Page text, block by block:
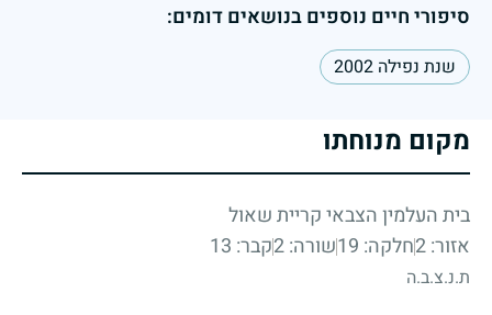
סיפורי חיים נוספים בנושאים דומים:
שנת נפילה 2002
מקום מנוחתו
בית העלמין הצבאי קריית שאול
אזור: 2
חלקה: 19 שורה: 2 קבר: 13
ת.נ.צ.ב.ה